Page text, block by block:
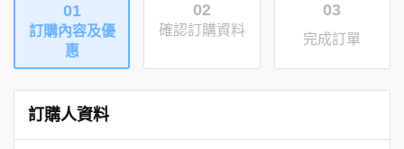
精彩越南
熱門韓國
超夯日本
01
訂購內容及優
惠
02
確認訂購資料
03
完成訂單
訂購人資料